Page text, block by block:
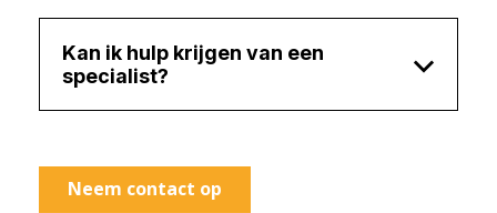
Kan ik hulp krijgen van een
specialist?
Neem contact op